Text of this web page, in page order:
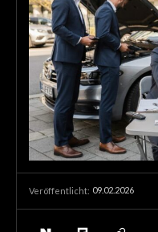
Veröffentlicht: 09.02.2026